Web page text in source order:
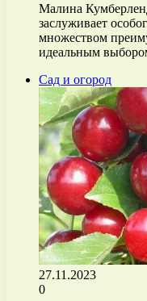
Малина
заслуживает
множеством
идеальным
Сад и огород
27.11.2023
0